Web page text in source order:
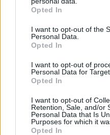
grant or deny consent to
use your data for below
consent section.
Opted In
I want to opt-out of the
Personal Data.
Opted In
I want to opt-out of
Personal Data for
Opted In
I want to opt-out of
Retention, Sale, and/or
Personal Data that Is
Purposes for which it
Opted In
Βασιλική κηδεία
Άντριου όταν πεθάνει
του, αντιδράσεις για
Ασθενής ξυλοκόπησε
στα Επείγοντα του
την άρπαξε από τα μαλλιά
ΠΟΕΔΗΝ
09.08.2026, 10:51